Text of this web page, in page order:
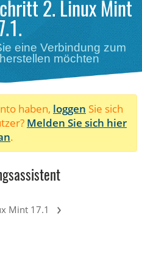
2. Linux Mint
eine Verbindung zum
möchten
haben, loggen Sie sich
Melden Sie sich hier
.
Mint 17.1 ›